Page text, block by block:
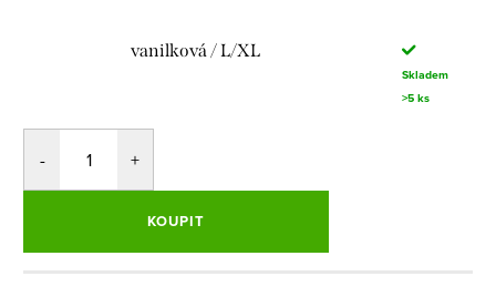
vanilková / L/XL
Skladem
>5 ks
KOUPIT